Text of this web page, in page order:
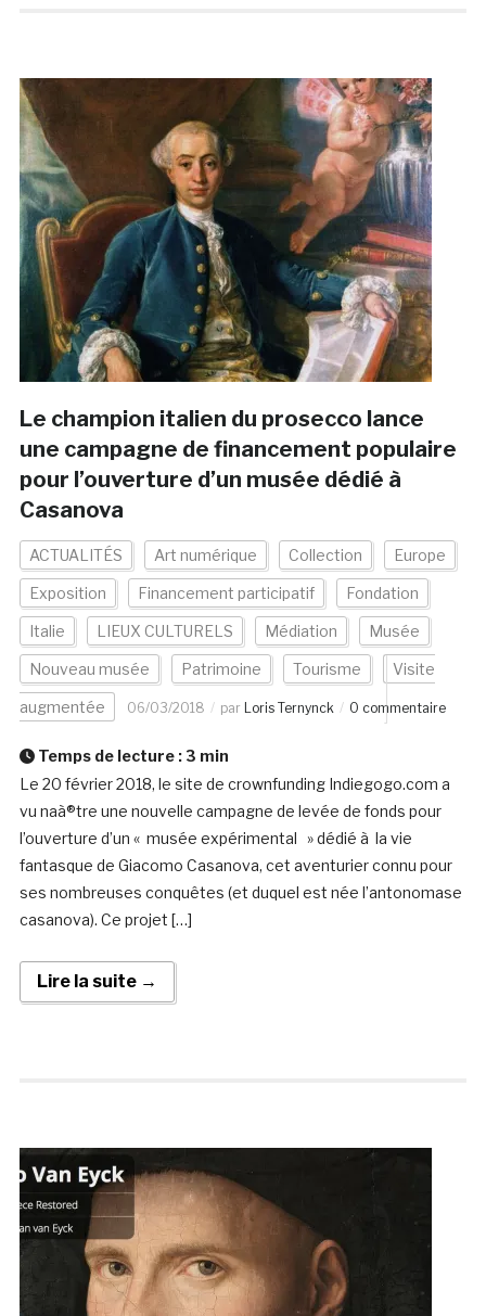
Le champion italien du prosecco lance
une campagne de financement populaire
pour l’ouverture d’un musée dédié à
Casanova
ACTUALITÉS Art numérique Collection Europe
Exposition Financement participatif Fondation
Italie LIEUX CULTURELS Médiation Musée
Nouveau musée Patrimoine Tourisme Visite
augmentée 06/03/2018 par Loris Ternynck 0 commentaire
Temps de lecture : 3 min
Le 20 février 2018, le site de crownfunding Indiegogo.com a
vu naà®tre une nouvelle campagne de levée de fonds pour
l’ouverture d’un « musée expérimental » dédié à la vie
fantasque de Giacomo Casanova, cet aventurier connu pour
ses nombreuses conquêtes (et duquel est née l’antonomase
casanova). Ce projet […]
Lire la suite →